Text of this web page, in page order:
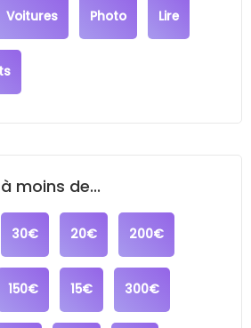
Voitures Photo Lire
moins de...
30€ 20€ 200€
150€ 15€ 300€